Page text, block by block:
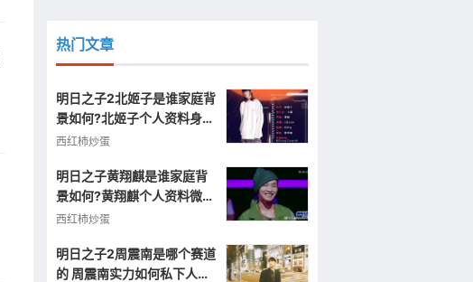
热门文章
明日之子2北姬子是谁家庭背
景如何?北姬子个人资料身高
年龄照片
西红柿炒蛋
明日之子黄翔麒是谁家庭背
景如何?黄翔麒个人资料微博
照片
西红柿炒蛋
明日之子2周震南是哪个赛道
的 周震南实力如何私下人品